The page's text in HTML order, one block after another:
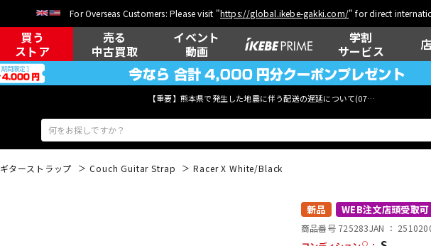
For Overseas Customers: Please visit "https://global.ikebe-gakki.com/" for direct
買う
ストア
売る
中古買取
イベント
動画
学割
サービス
【重要】熊本県で発生した地震に伴う配送の遅延について(07月29日
ウクレレ
ギターストラップ Couch Guitar Strap Racer X White/Black
新品 WEB注文店頭受取可
商品番号 725283JAN ：